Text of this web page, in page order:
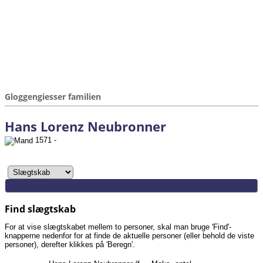
Gloggengiesser familien
Hans Lorenz Neubronner
1571 -
Find slægtskab
For at vise slægtskabet mellem to personer, skal man bruge 'Find'-
knapperne nedenfor for at finde de aktuelle personer (eller behold de viste
personer), derefter klikkes på 'Beregn'.